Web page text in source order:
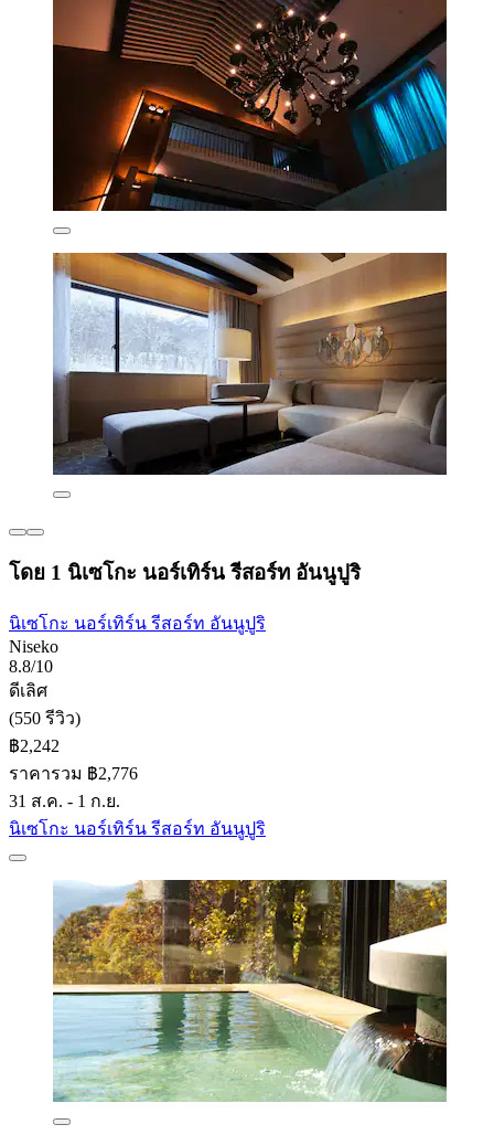
โดย 1 นิเซโกะ นอร์เทิร์น รีสอร์ท อันนูปูริ
นิเซโกะ นอร์เทิร์น รีสอร์ท อันนูปูริ
Niseko
8.8/10
ดีเลิศ
(550 รีวิว)
฿2,242
ราคารวม ฿2,776
31 ส.ค. - 1 ก.ย.
นิเซโกะ นอร์เทิร์น รีสอร์ท อันนูปูริ